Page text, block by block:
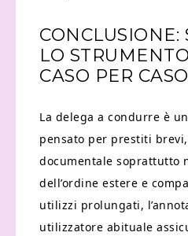
CONCLUSIONE:
LO
CASO PER CASO
La delega a condurre è
pensato per prestiti
documentale soprattutto
dell’ordine estere e
utilizzi prolungati,
utilizzatore abituale